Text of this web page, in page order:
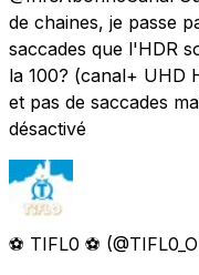
de chaines, je passe
saccades que l'HDR
la 100? (canal+ UHD
et pas de saccades
désactivé
⚽️ TIFL0 ⚽️